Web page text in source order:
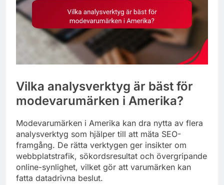
Vilka analysverktyg är bäst för
modevarumärken i Amerika?
Modevarumärken i Amerika kan dra nytta av flera
analysverktyg som hjälper till att mäta SEO-
framgång. De rätta verktygen ger insikter om
webbplatstrafik, sökordsresultat och övergripande
online-synlighet, vilket gör att varumärken kan
fatta datadrivna beslut.